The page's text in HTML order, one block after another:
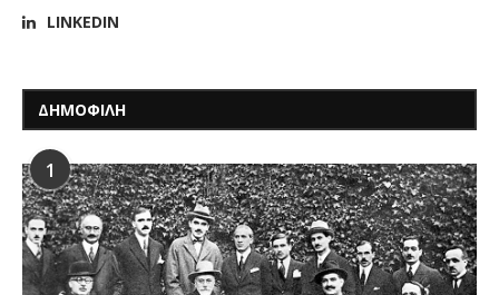
LINKEDIN
ΔΗΜΟΦΙΛΗ
1